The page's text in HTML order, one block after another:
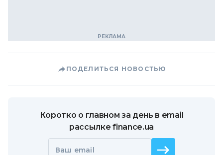
ПОДЕЛИТЬСЯ НОВОСТЬЮ
Коротко о главном за день в email
рассылке finance.ua
Ваш email